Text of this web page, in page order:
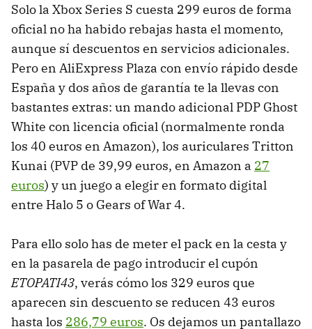
Solo la Xbox Series S cuesta 299 euros de forma
oficial no ha habido rebajas hasta el momento,
aunque sí descuentos en servicios adicionales.
Pero en AliExpress Plaza con envío rápido desde
España y dos años de garantía te la llevas con
bastantes extras: un mando adicional PDP Ghost
White con licencia oficial (normalmente ronda
los 40 euros en Amazon), los auriculares Tritton
Kunai (PVP de 39,99 euros, en Amazon a 27
euros) y un juego a elegir en formato digital
entre Halo 5 o Gears of War 4.
Para ello solo has de meter el pack en la cesta y
en la pasarela de pago introducir el cupón
ETOPATI43, verás cómo los 329 euros que
aparecen sin descuento se reducen 43 euros
hasta los 286,79 euros. Os dejamos un pantallazo